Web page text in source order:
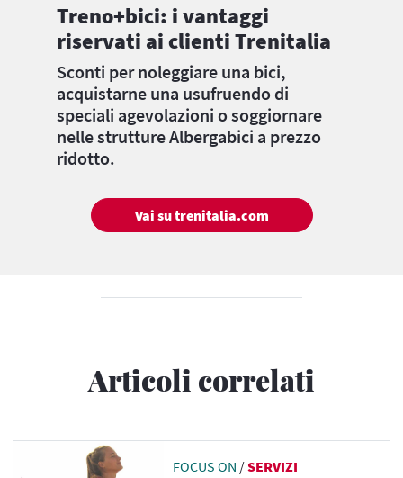
Treno+bici: i vantaggi
riservati ai clienti Trenitalia
Sconti per noleggiare una bici,
acquistarne una usufruendo di
speciali agevolazioni o soggiornare
nelle strutture Albergabici a prezzo
ridotto.
Vai su trenitalia.com
Articoli correlati
FOCUS ON /SERVIZI